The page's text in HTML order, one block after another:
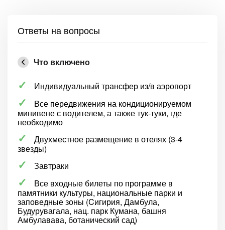
Ответы на вопросы
Что включено
Индивидуальный трансфер из/в аэропорт
Все передвижения на кондиционируемом
минивене с водителем, а также тук-туки, где
необходимо
Двухместное размещение в отелях (3-4
звезды)
Завтраки
Все входные билеты по программе в
памятники культуры, национальные парки и
заповедные зоны (Cигирия, Дамбула,
Будурувагала, нац. парк Кумана, башня
Амбулавава, ботанический сад)